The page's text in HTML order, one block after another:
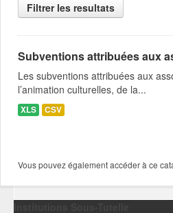
Filtrer les resultats
Subventions attribuées aux
Les subventions attribuées aux
l’animation culturelles, de la...
XLS CSV
Vous pouvez également accéder à ce